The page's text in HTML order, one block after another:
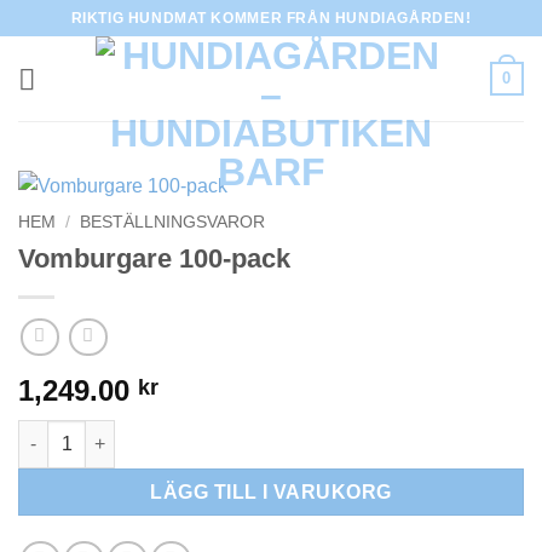
content
RIKTIG HUNDMAT KOMMER FRÅN HUNDIAGÅRDEN!
0
HEM / BESTÄLLNINGSVAROR
Vomburgare 100-pack
1,249.00 kr
Vomburgare 100-pack mängd
LÄGG TILL I VARUKORG